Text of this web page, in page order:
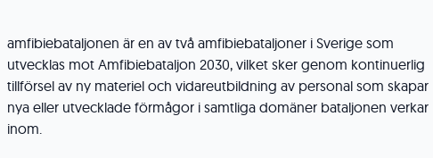
amfibiebataljonen är en av två amfibiebataljoner i Sverige som
utvecklas mot Amfibiebataljon 2030, vilket sker genom kontinuerlig
tillförsel av ny materiel och vidareutbildning av personal som skapar
nya eller utvecklade förmågor i samtliga domäner bataljonen verkar
inom.​